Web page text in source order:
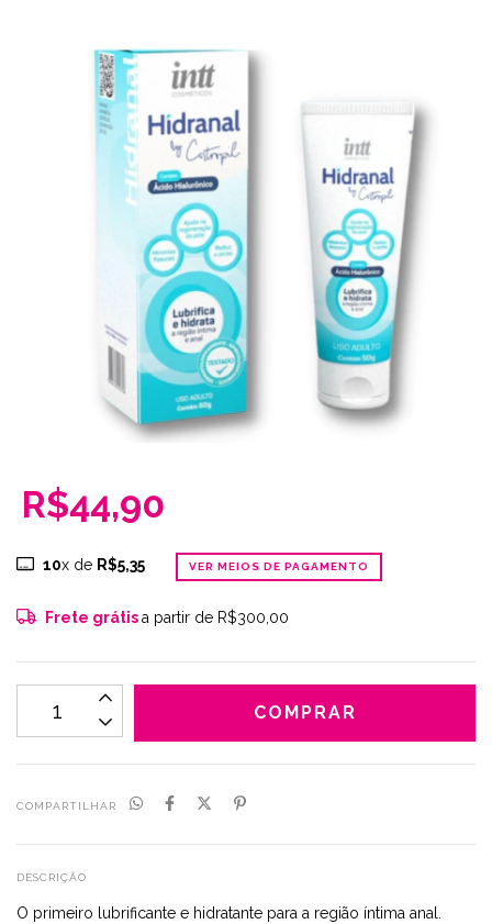
R$44,90
10x de R$5,35 VER MEIOS DE PAGAMENTO
Frete grátisa partir de R$300,00
COMPARTILHAR
DESCRIÇÃO
O primeiro lubrificante e hidratante para a região íntima anal.